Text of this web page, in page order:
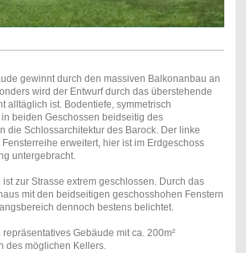
gewinnt durch den massiven Balkonanbau an
wird der Entwurf durch das überstehende
alltäglich ist. Bodentiefe, symmetrisch
beiden Geschossen beidseitig des
die Schlossarchitektur des Barock. Der linke
erweitert, hier ist im Erdgeschoss
untergebracht.
zur Strasse extrem geschlossen. Durch das
mit den beidseitigen geschosshohen Fenstern
dennoch bestens belichtet.
Gebäude mit ca. 200m²
des möglichen Kellers.